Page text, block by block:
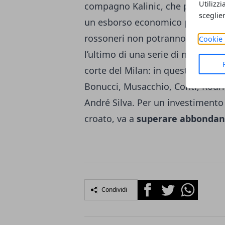
Cookie
compagno Kalinic, che pure è
un esborso economico
rossoneri non potranno che
l’ultimo di una serie di nomi
corte del Milan: in questo
Bonucci, Musacchio, Conti,
André Silva. Per un
croato, va a superare
Condividi FacebookTwitterWhatsapp